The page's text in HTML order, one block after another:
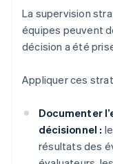
La supervision
équipes peuvent
décision a été
Appliquer ces
Documenter
décisionnel :
résultats des